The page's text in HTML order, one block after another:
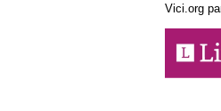
Vici.org